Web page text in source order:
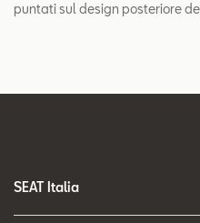
puntati sul design posteriore
SEAT Italia